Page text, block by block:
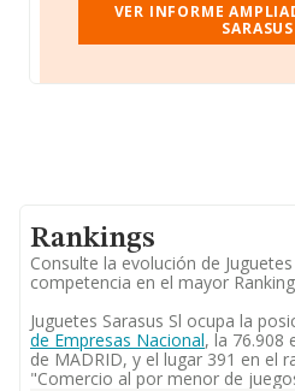
VER INFORME
Rankings
Consulte la evolución de
competencia en el mayor
Juguetes Sarasus Sl ocupa la
de Empresas Nacional, la 76.908
de MADRID, y el lugar 391 en el
"Comercio al por menor de